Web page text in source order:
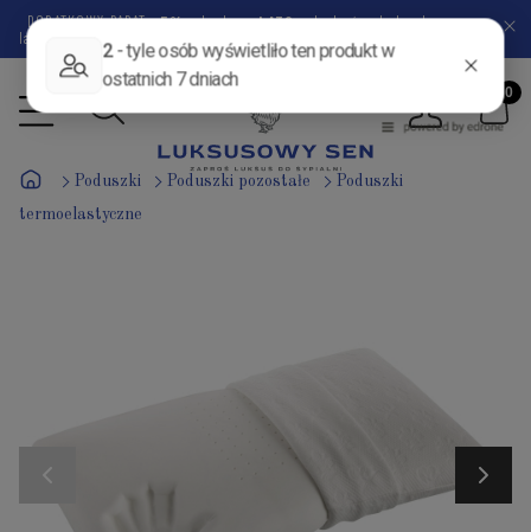
DODATKOWY RABAT-5%z kodem:LATO- do końca kalendarzowego
lata pozostało
Poduszki Poduszki pozostałe Poduszki
termoelastyczne